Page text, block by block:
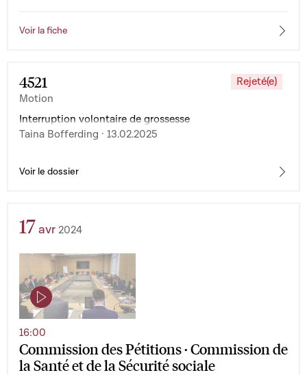
Voir la fiche
4521
Motion
Rejeté(e)
Interruption volontaire de grossesse
Taina Bofferding · 13.02.2025
Voir le dossier
17avr 2024
Commission des Pétitions · Commission de
la Santé et de la Sécurité sociale
16:00